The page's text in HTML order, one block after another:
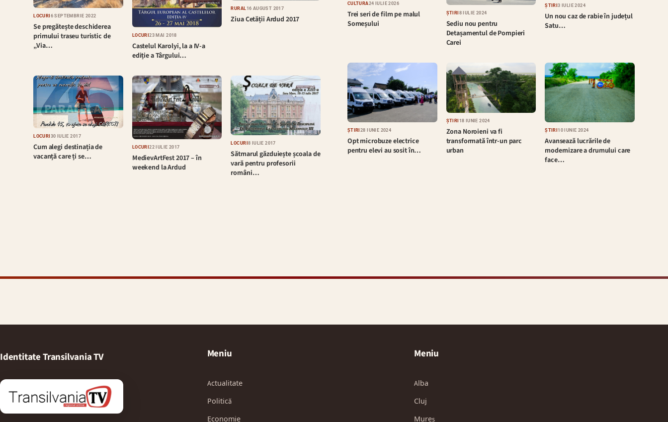
LOCURI 6 SEPTEMBRIE 2022
Se pregătește deschiderea
primului traseu turistic de
„Via…
LOCURI23 MAI 2018
Castelul Karolyi, la a IV-a
ediție a Târgului…
RURAL 16 AUGUST 2017
Ziua Cetății Ardud 2017
LOCURI 30 IULIE 2017
Cum alegi destinația de
vacanță care ți se…
LOCURI22 IULIE 2017
MedievArtFest 2017 – în
weekend la Ardud
LOCURI 8 IULIE 2017
Sătmarul găzduiește școala de
vară pentru profesorii
români…
CULTURĂ24 IULIE 2026
Trei seri de film pe malul
Someșului
ȘTIRI 8 IULIE 2024
Sediu nou pentru
Detașamentul de Pompieri
Carei
ȘTIRI3 IULIE 2024
Un nou caz de rabie în județul
Satu…
ȘTIRI 28 IUNIE 2024
Opt microbuze electrice
pentru elevi au sosit în…
ȘTIRI 18 IUNIE 2024
Zona Noroieni va fi
transformată într-un parc
urban
ȘTIRI10 IUNIE 2024
Avansează lucrările de
modernizare a drumului care
face…
Identitate Transilvania TV Meniu
Actualitate
Politică
Economie
Meniu
Alba
Cluj
Mureș